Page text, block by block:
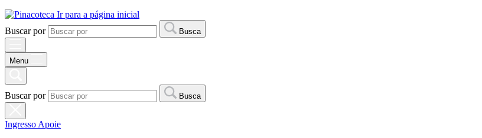
Ir para a página inicial
Buscar por
Busca
Menu
Buscar por Busca
Ingresso Apoie